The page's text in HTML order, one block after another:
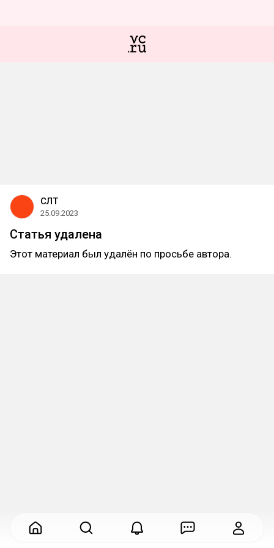
СЛТ
25.09.2023
Статья удалена
Этот материал был удалён по просьбе автора.